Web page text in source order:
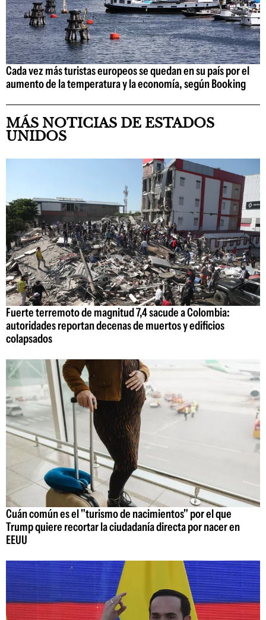
Cada vez más turistas europeos se quedan en su país por el
aumento de la temperatura y la economía, según Booking
MÁS NOTICIAS DE ESTADOS
UNIDOS
Fuerte terremoto de magnitud 7,4 sacude a Colombia:
autoridades reportan decenas de muertos y edificios
colapsados
Cuán común es el "turismo de nacimientos" por el que
Trump quiere recortar la ciudadanía directa por nacer en
EEUU